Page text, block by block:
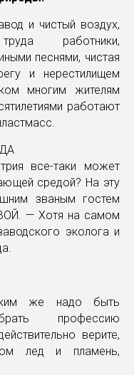
и чистый воздух,
работники,
песнями, чистая
и нерестилищем
многим жителям
работают
все-таки может
средой? На эту
званым гостем
— Хотя на самом
эколога и
же надо быть
профессию
верите,
лед и пламень,